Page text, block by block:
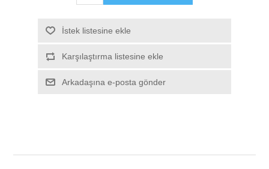
İstek listesine ekle
Karşılaştırma listesine ekle
Arkadaşına e-posta gönder